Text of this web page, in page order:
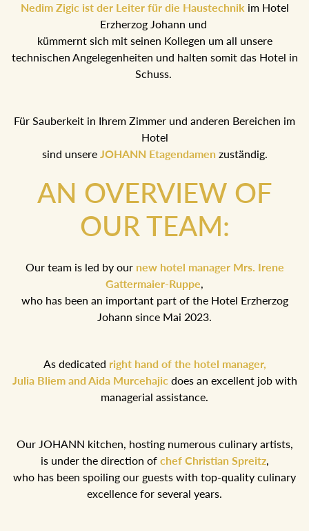
Nedim Zigic ist der Leiter für die Haustechnik im Hotel
Erzherzog Johann und
kümmernt sich mit seinen Kollegen um all unsere
technischen Angelegenheiten und halten somit das Hotel in
Schuss.
Für Sauberkeit in Ihrem Zimmer und anderen Bereichen im
Hotel
sind unsereJOHANN Etagendamen zuständig.
AN OVERVIEW OF
OUR TEAM:
Our team is led by ournew hotel manager Mrs. Irene
Gattermaier-Ruppe,
who has been an important part of the Hotel Erzherzog
Johann since Mai 2023.
As dedicated right hand of the hotel manager,
Julia Bliem and Aida Murcehajic does an excellent job with
managerial assistance.
Our JOHANN kitchen, hosting numerous culinary artists,
is under the direction of chef Christian Spreitz,
who has been spoiling our guests with top-quality culinary
excellence for several years.